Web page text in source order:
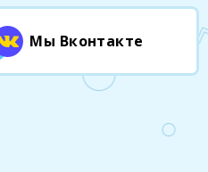
Мы Вконтакте